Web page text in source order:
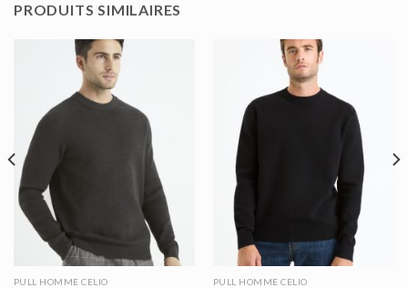
PRODUITS SIMILAIRES
PULL HOMME CELIO PULL HOMME CELIO